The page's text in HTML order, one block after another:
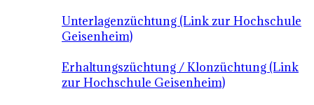
Unterlagenzüchtung (Link zur Hochschule
Geisenheim)
Erhaltungszüchtung / Klonzüchtung (Link
zur Hochschule Geisenheim)